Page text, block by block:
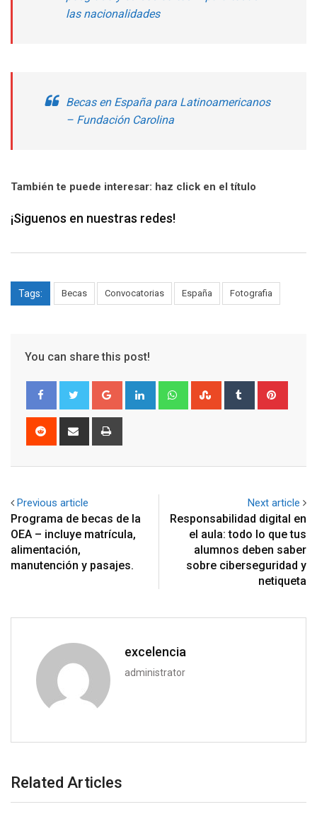
las nacionalidades
Becas en España para Latinoamericanos
– Fundación Carolina
También te puede interesar: haz click en el título
¡Siguenos en nuestras redes!
Tags: Becas Convocatorias España Fotografia
You can share this post!
Google+ LinkedIn WhatsappStumbleUpon
Tumblr
Reddit
Share
Previous article
Programa de becas de la
OEA – incluye matrícula,
alimentación,
manutención y pasajes.
Next article
Responsabilidad digital en
el aula: todo lo que tus
alumnos deben saber
sobre ciberseguridad y
netiqueta
excelencia
administrator
Related Articles